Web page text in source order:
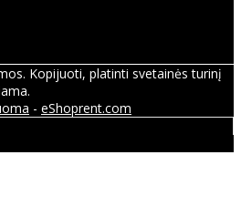
Kopijuoti, platinti svetainės turinį
- eShoprent.com